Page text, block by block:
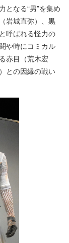
となる“男”を集め
岩城直弥）、黒
呼ばれる怪力の
や時にコミカル
赤目（荒木宏
との因縁の戦い